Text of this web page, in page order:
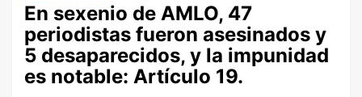
En sexenio de AMLO, 47
periodistas fueron asesinados y
5 desaparecidos, y la impunidad
es notable: Artículo 19.